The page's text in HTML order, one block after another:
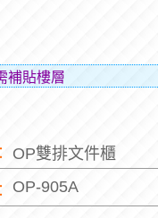
（貼補搬運人的辛
OP雙排文件櫃
OP-905A